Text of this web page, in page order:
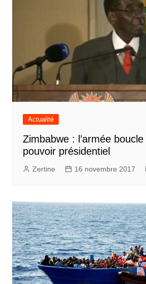
Actualité
Zimbabwe : l’armée
pouvoir présidentiel
Zertine 16 novembre 2017